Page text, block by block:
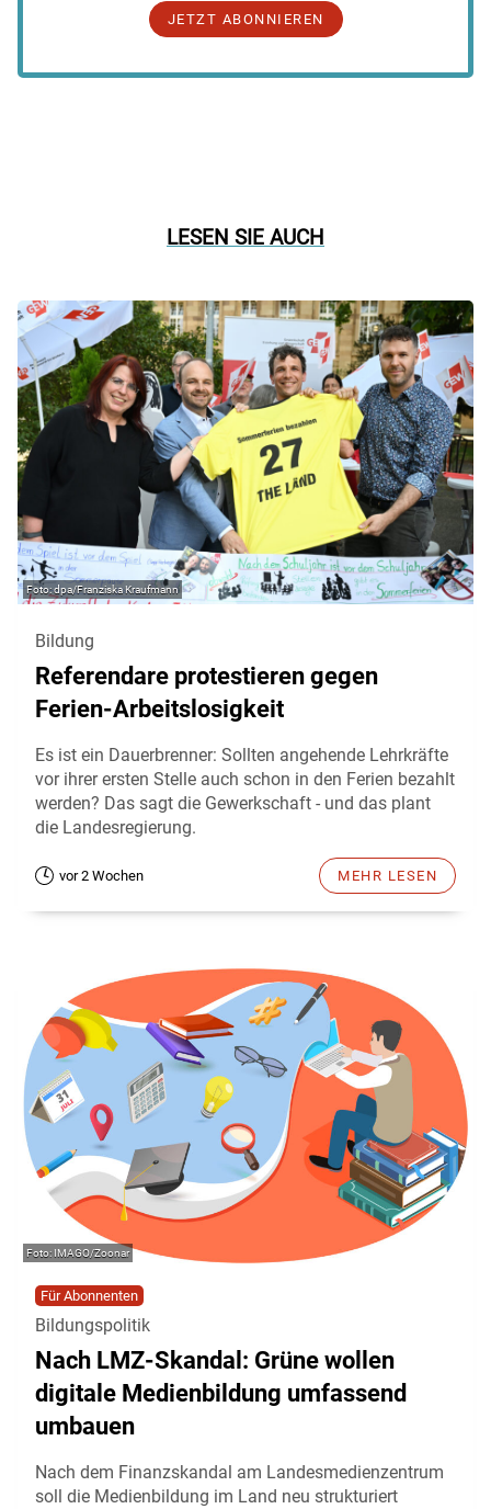
JETZT ABONNIEREN
LESEN SIE AUCH
dpa/Franziska Kraufmann
Bildung
Referendare protestieren gegen
Ferien-Arbeitslosigkeit
Es ist ein Dauerbrenner: Sollten angehende Lehrkräfte
vor ihrer ersten Stelle auch schon in den Ferien bezahlt
werden? Das sagt die Gewerkschaft - und das plant
die Landesregierung.
vor 2 Wochen MEHR LESEN
IMAGO/Zoonar
Für Abonnenten
Bildungspolitik
Nach LMZ-Skandal: Grüne wollen
digitale Medienbildung umfassend
umbauen
Nach dem Finanzskandal am Landesmedienzentrum
soll die Medienbildung im Land neu strukturiert